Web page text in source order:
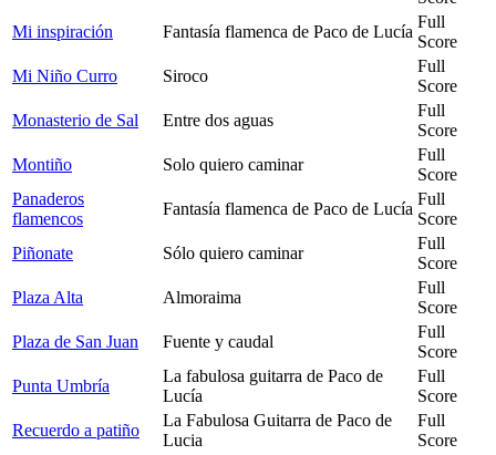
Mi inspiración
Fantasía flamenca de Paco de Lucía
Full
Score
Mi Niño Curro
Siroco
Full
Score
Monasterio de Sal
Entre dos aguas
Full
Score
Montiño
Solo quiero caminar
Full
Score
Panaderos
flamencos
Fantasía flamenca de Paco de Lucía
Full
Score
Piñonate
Sólo quiero caminar
Full
Score
Plaza Alta
Almoraima
Full
Score
Plaza de San Juan
Fuente y caudal
Full
Score
Punta Umbría
La fabulosa guitarra de Paco de
Lucía
Full
Score
Recuerdo a patiño
La Fabulosa Guitarra de Paco de
Lucia
Full
Score